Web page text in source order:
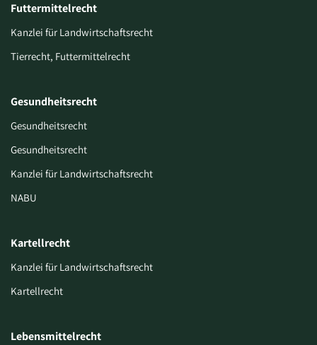
Futtermittelrecht
Kanzlei für Landwirtschaftsrecht
Tierrecht, Futtermittelrecht
Gesundheitsrecht
Gesundheitsrecht
Gesundheitsrecht
Kanzlei für Landwirtschaftsrecht
NABU
Kartellrecht
Kanzlei für Landwirtschaftsrecht
Kartellrecht
Lebensmittelrecht